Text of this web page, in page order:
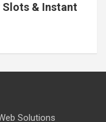
Slots & Instant
Solutions